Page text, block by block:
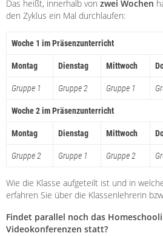
Das heißt, innerhalb von zwei Wochen
den Zyklus ein Mal durchlaufen:
Woche 1 im Präsenzunterricht
Montag Dienstag Mittwoch
Gruppe 1 Gruppe 2 Gruppe 1
Woche 2 im Präsenzunterricht
Montag Dienstag Mittwoch
Gruppe 2 Gruppe 1 Gruppe 2
Wie die Klasse aufgeteilt ist und in
erfahren Sie über die Klassenlehrerin
Findet parallel noch das
Videokonferenzen statt?